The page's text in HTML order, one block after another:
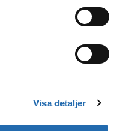
Visa detaljer